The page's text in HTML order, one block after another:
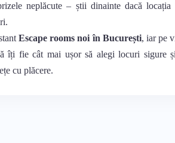
neplăcute – știi dinainte dacă locația
Escape rooms noi în București, iar pe
îți fie cât mai ușor să alegi locuri sigure
cu plăcere.